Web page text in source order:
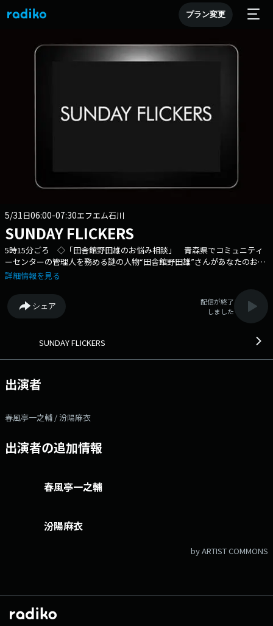
プラン変更
5/31 日06:00-07:30エフエム石川
SUNDAY FLICKERS
5時15分ごろ ◇「田舎館野田雄のお悩み相談」 青森県でコミュニティ
ーセンターの管理人を務める謎の人物“田舎館野田雄”さんがあなたのお悩
みにアドバイス。 ◇「GODDESSかおりの開運☆ゴールデンボール占
を過ごせるように占い、スプーンを曲げで開運を祈願します。 6時15
分ごろ ◇「Morning Tablet」 その日のメッセージテーマにまつわる
よもやま話を番組パーソナリティがお送りします。 ◇「落語ショー
や「落語にまつわるよもやま話」を披露！ 一之輔流にショートに凝縮さ
らゆるエンタメから一之輔が毎週気になったものをご紹介するコーナ
ー。 今回は“666の女帝”ラム会長が降臨！ ▽06:15〜 【 Morning
ナリティがお送りします。 ▽06:45〜 【 落語ショート・オン・ショー
ト 】 現役落語家 春風亭一之輔が毎週ひとつ「落語」や「落語にまつわ
一之輔のそこがしりたい 】 人、本、映画、あらゆるエンタメから一之輔
https://form.jfn.co.jp/sundayflickers/message Xハッシュタグは「#
サンフリ」 Xアカウントは「@SUNDAY_FLICKERS」
詳細情報を見る
シェア
配信が終了
しました
SUNDAY FLICKERS
出演者
春風亭一之輔 / 汾陽麻衣
出演者の追加情報
春風亭一之輔
汾陽麻衣
by ARTIST COMMONS